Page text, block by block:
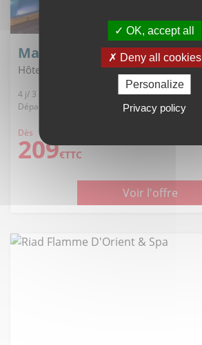
Malte - Mellieha
Hôtel pergola ****
4 j/ 3 n, Pension au Choix
Départ de Paris, 11/12/2026
Dès
209€TTC
Voir l'offre
OK, accept all
Deny all cookies
Personalize
Privacy policy